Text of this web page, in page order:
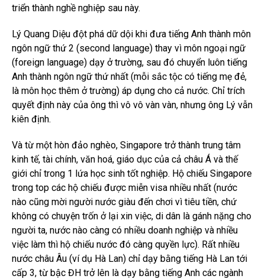
triển thành nghề nghiệp sau này.
Lý Quang Diệu đột phá dữ dội khi đưa tiếng Anh thành môn
ngôn ngữ thứ 2 (second language) thay vì môn ngoại ngữ
(foreign language) dạy ở trường, sau đó chuyển luôn tiếng
Anh thành ngôn ngữ thứ nhất (mỗi sắc tộc có tiếng mẹ đẻ,
là môn học thêm ở trường) áp dụng cho cả nước. Chỉ trích
quyết định này của ông thì vô vô vàn vàn, nhưng ông Lý vẫn
kiên định.
Và từ một hòn đảo nghèo, Singapore trở thành trung tâm
kinh tế, tài chính, văn hoá, giáo dục của cả châu Á và thế
giới chỉ trong 1 lứa học sinh tốt nghiệp. Hộ chiếu Singapore
trong top các hộ chiếu được miễn visa nhiều nhất (nước
nào cũng mời người nước giàu đến chơi vì tiêu tiền, chứ
không có chuyện trốn ở lại xin việc, di dân là gánh nặng cho
người ta, nước nào càng có nhiều doanh nghiệp và nhiều
việc làm thì hộ chiếu nước đó càng quyền lực). Rất nhiều
nước châu Âu (ví dụ Hà Lan) chỉ dạy bằng tiếng Hà Lan tới
cấp 3, từ bậc ĐH trở lên là dạy bằng tiếng Anh các ngành